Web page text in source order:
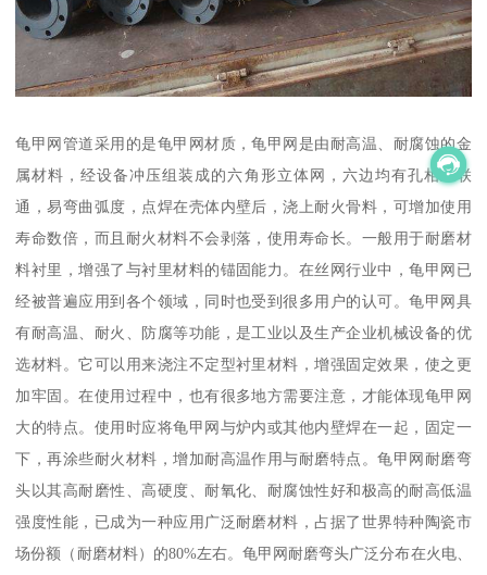
龟甲网管道采用的是龟甲网材质，龟甲网是由耐高温、耐腐蚀的金
属材料，经设备冲压组装成的六角形立体网，六边均有孔相互联
通，易弯曲弧度，点焊在壳体内壁后，浇上耐火骨料，可增加使用
寿命数倍，而且耐火材料不会剥落，使用寿命长。一般用于耐磨材
料衬里，增强了与衬里材料的锚固能力。在丝网行业中，龟甲网已
经被普遍应用到各个领域，同时也受到很多用户的认可。龟甲网具
有耐高温、耐火、防腐等功能，是工业以及生产企业机械设备的优
选材料。它可以用来浇注不定型衬里材料，增强固定效果，使之更
加牢固。在使用过程中，也有很多地方需要注意，才能体现龟甲网
大的特点。使用时应将龟甲网与炉内或其他内壁焊在一起，固定一
下，再涂些耐火材料，增加耐高温作用与耐磨特点。龟甲网耐磨弯
头以其高耐磨性、高硬度、耐氧化、耐腐蚀性好和极高的耐高低温
强度性能，已成为一种应用广泛耐磨材料，占据了世界特种陶瓷市
场份额（耐磨材料）的80%左右。龟甲网耐磨弯头广泛分布在火电、